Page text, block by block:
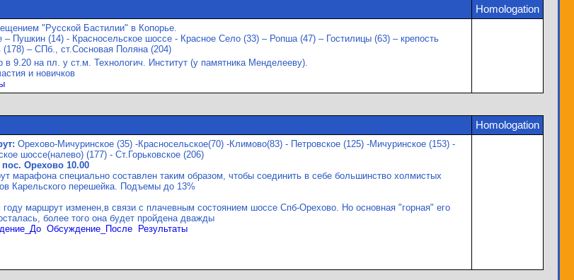
Homologation
"Русской Бастилии" в Копорье.
Пушкин (14) - Красносельское шоссе - Красное Село (33) – Ропша (47) – Гостилицы (63) – крепость
– СПб., ст.Сосновая Поляна (204)
в 9.20 на пл. у ст.м. Технологич. Институт (у памятника Менделееву).
и новичков
Homologation
Орехово-Мичуринское (35) -Красносельское(70) -Климово(83) - Петровское (125) -Мичуринское (153) -
шоссе(налево) (177) - Ст.Горьковское (206)
пос. Орехово 10.00
марафона специально составлен таким образом, чтобы соединить в себе большинство холмистых
Карельского перешейка. Подъемы до 13%
году маршрут изменен,в связи с плачевным состоянием шоссе Спб-Орехово. Но основная "горная" его
более того она будет пройдена дважды
Обсуждение_После Результаты